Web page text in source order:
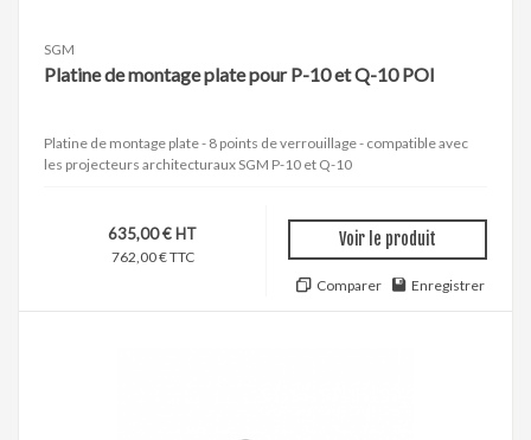
SGM
Platine de montage plate pour P-10 et Q-10 POI
Platine de montage plate - 8 points de verrouillage - compatible avec
les projecteurs architecturaux SGM P-10 et Q-10
635,00 € HT
762,00 € TTC
Voir le produit
Comparer Enregistrer